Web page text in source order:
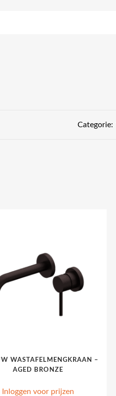
Categorie:
WASTAFELMENGKRAAN –
AGED BRONZE
Inloggen voor prijzen